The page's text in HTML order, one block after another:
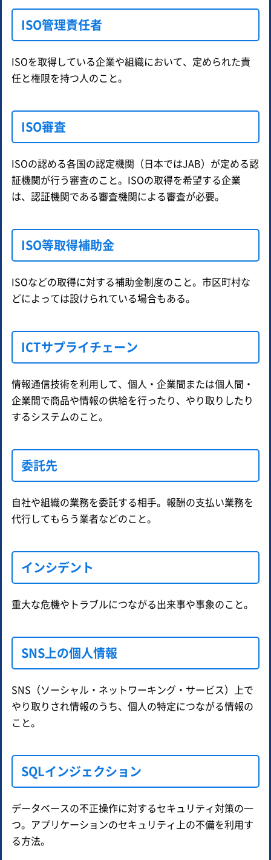
ISO管理責任者
ISOを取得している企業や組織において、定められた責
任と権限を持つ人のこと。
ISO審査
ISOの認める各国の認定機関（日本ではJAB）が定める認
証機関が行う審査のこと。ISOの取得を希望する企業
は、認証機関である審査機関による審査が必要。
ISO等取得補助金
ISOなどの取得に対する補助金制度のこと。市区町村な
どによっては設けられている場合もある。
ICTサプライチェーン
情報通信技術を利用して、個人・企業間または個人間・
企業間で商品や情報の供給を行ったり、やり取りしたり
するシステムのこと。
委託先
自社や組織の業務を委託する相手。報酬の支払い業務を
代行してもらう業者などのこと。
インシデント
重大な危機やトラブルにつながる出来事や事象のこと。
SNS上の個人情報
SNS（ソーシャル・ネットワーキング・サービス）上で
やり取りされ情報のうち、個人の特定につながる情報の
こと。
SQLインジェクション
データベースの不正操作に対するセキュリティ対策の一
つ。アプリケーションのセキュリティ上の不備を利用す
る方法。